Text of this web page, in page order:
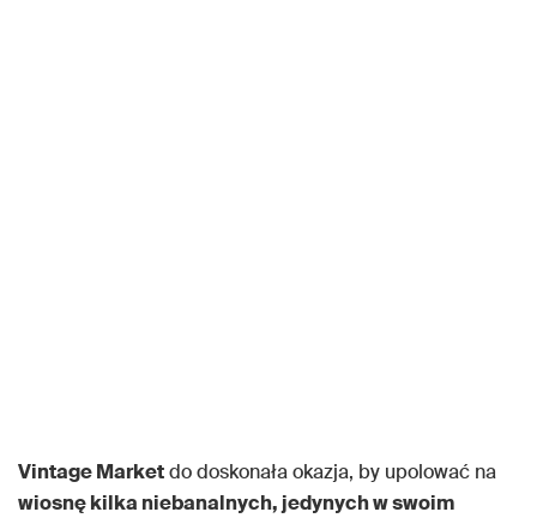
Vintage Marketdo doskonała okazja, by upolować na
wiosnę kilka niebanalnych, jedynych w swoim